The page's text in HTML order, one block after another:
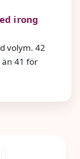
irong
volym. 42
41 för